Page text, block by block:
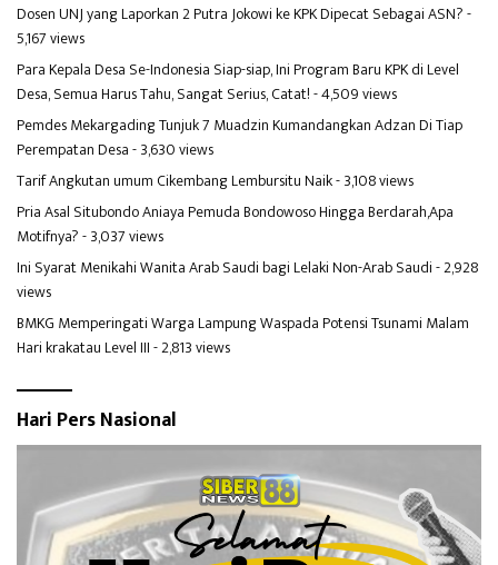
Dosen UNJ yang Laporkan 2 Putra Jokowi ke KPK Dipecat Sebagai ASN?-
5,167 views
Para Kepala Desa Se-Indonesia Siap-siap, Ini Program Baru KPK di Level
Desa, Semua Harus Tahu, Sangat Serius, Catat!- 4,509 views
Pemdes Mekargading Tunjuk 7 Muadzin Kumandangkan Adzan Di Tiap
Perempatan Desa- 3,630 views
Tarif Angkutan umum Cikembang Lembursitu Naik- 3,108 views
Pria Asal Situbondo Aniaya Pemuda Bondowoso Hingga Berdarah,Apa
Motifnya?- 3,037 views
Ini Syarat Menikahi Wanita Arab Saudi bagi Lelaki Non-Arab Saudi- 2,928
views
BMKG Memperingati Warga Lampung Waspada Potensi Tsunami Malam
Hari krakatau Level III- 2,813 views
Hari Pers Nasional